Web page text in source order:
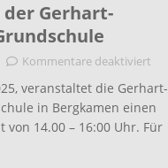
Gerhart-
Kommentare deaktiviert
veranstaltet die Gerhart-
in Bergkamen einen
von 14.00 – 16:00 Uhr. Für